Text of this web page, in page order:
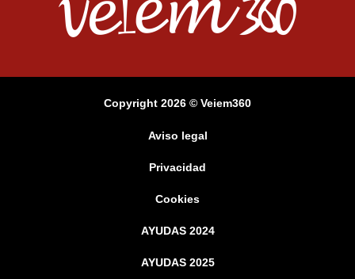
Copyright 2026 © Veiem360
Aviso legal
Privacidad
Cookies
AYUDAS 2024
AYUDAS 2025